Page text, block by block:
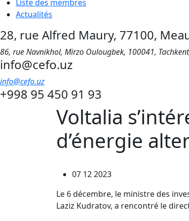
Liste des membres
Actualités
28, rue Alfred Maury, 77100,
86, rue Navnikhol, Mirzo Oulougbek, 100041,
info@cefo.uz
info@cefo.uz
+998 95 450 91 93
Voltalia
d’énergie
07 12 2023
Le 6 décembre, le ministre des
Laziz Kudratov, a rencontré le